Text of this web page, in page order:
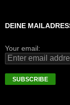
DEINE
Your email: